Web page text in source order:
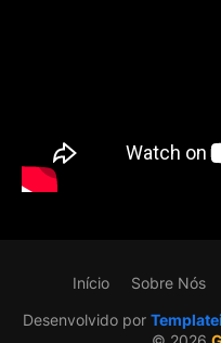
Desenvolvido por
Início Sobre Nós